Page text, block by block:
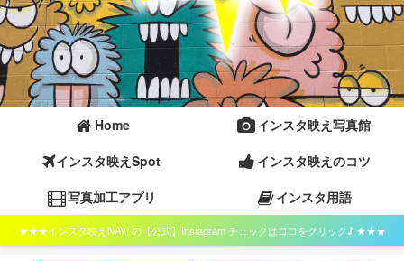
Home
インスタ映え写真館
インスタ映えSpot
インスタ映えのコツ
写真加工アプリ
インスタ用語
★★★インスタ映えNAVI の【公式】Instagram チェックはココをクリック♪ ★★★